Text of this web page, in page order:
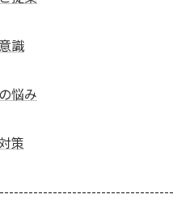
識
悩み
策